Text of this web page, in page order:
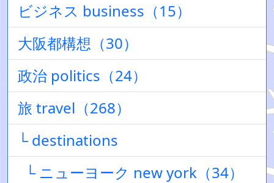
ビジネス business（15）
大阪都構想（30）
政治 politics（24）
旅 travel（268）
└ destinations
└ ニューヨーク new york（34）